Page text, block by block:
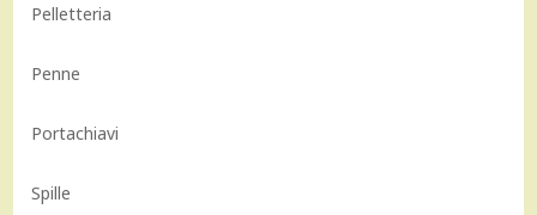
Pelletteria
Penne
Portachiavi
Spille